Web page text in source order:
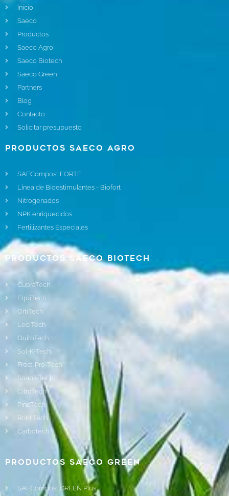
Inicio
Saeco
Productos
Saeco Agro
Saeco Biotech
Saeco Green
Partners
Blog
Contacto
Solicitar presupuesto
Productos Saeco Agro
SAECompost FORTE
Línea de Bioestimulantes - Biofort
Nitrogenados
NPK enriquecidos
Fertilizantes Especiales
Productos Saeco Biotech
CupraTech
EquiTech
OrtiTech
LeciTech
QuitoTech
Sol-K-Tech
Frost-Pro-Tech
Soapk-Tech
CitroTech
PinoTech
RoMiTech
Carbotech
Productos Saeco Green
SAECompost GREEN Plus